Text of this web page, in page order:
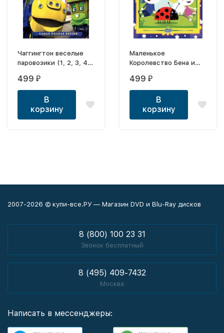
Чаггингтон веселые
паровозики (1, 2, 3, 4
серий,полная версия)
499 ₽
В
корзину
Маленькое
Королевство Бена и
сезона, 104 серии,
полная версия)
499 ₽
В
корзину
2007-2026 © купи-все.РУ — Магазин DVD и Blu-Ray дисков
8 (800) 100 23 31
Звонок бесплатный
8 (495) 409-7432
Москва
Написать в мессенджеры: